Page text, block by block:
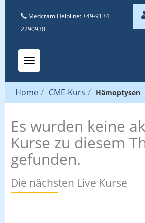
Medcram Helpline: +49-9134
2290930
Toggle navigation
Home / CME-Kurs / Hämoptysen
Es wurden keine
Kurse zu diesem
gefunden.
Die nächsten Live Kurse